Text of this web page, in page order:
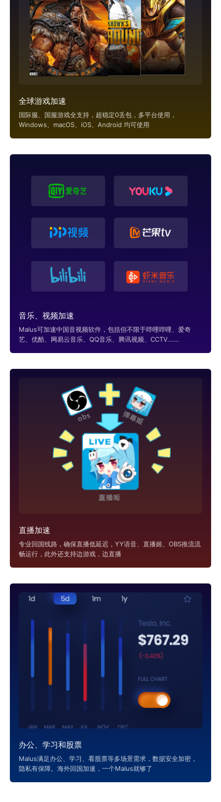
全球游戏加速
国际服、国服游戏全支持，超稳定0丢包，多平台使用，
Windows、macOS、iOS、Android 均可使用
音乐、视频加速
Malus可加速中国音视频软件，包括但不限于哔哩哔哩、爱奇
艺、优酷、网易云音乐、QQ音乐、腾讯视频、CCTV......
直播加速
专业回国线路，确保直播低延迟，YY语音、直播姬、OBS推流流
畅运行，此外还支持边游戏，边直播
办公、学习和股票
Malus满足办公、学习、看股票等多场景需求，数据安全加密，
隐私有保障。海外回国加速，一个Malus就够了